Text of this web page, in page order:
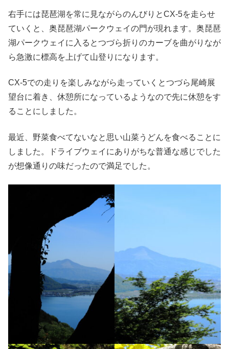
右手には琵琶湖を常に見ながらのんびりとCX-5を走らせ
ていくと、奥琵琶湖パークウェイの門が現れます。奥琵琶
湖パークウェイに入るとつづら折りのカーブを曲がりなが
ら急激に標高を上げて山登りになります。
CX-5での走りを楽しみながら走っていくとつづら尾崎展
望台に着き、休憩所になっているようなので先に休憩をす
ることにしました。
最近、野菜食べてないなと思い山菜うどんを食べることに
しました。ドライブウェイにありがちな普通な感じでした
が想像通りの味だったので満足でした。